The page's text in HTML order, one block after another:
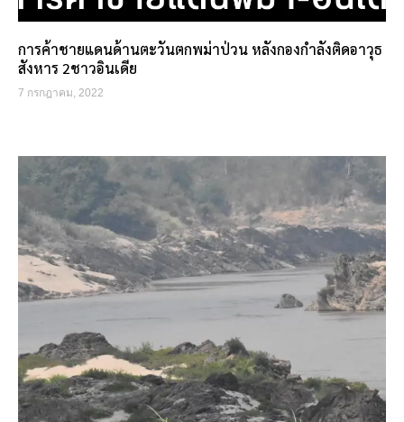
การค้าชายแดนด้านตะวันตกพม่าป่วน หลังกองกำลังติดอาวุธ
สังหาร 2ชาวอินเดีย
7 กรกฎาคม, 2022